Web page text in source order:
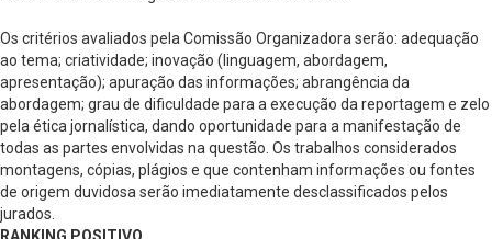
Os critérios avaliados pela Comissão Organizadora serão: adequação
ao tema; criatividade; inovação (linguagem, abordagem,
apresentação); apuração das informações; abrangência da
abordagem; grau de dificuldade para a execução da reportagem e zelo
pela ética jornalística, dando oportunidade para a manifestação de
todas as partes envolvidas na questão. Os trabalhos considerados
montagens, cópias, plágios e que contenham informações ou fontes
de origem duvidosa serão imediatamente desclassificados pelos
jurados.